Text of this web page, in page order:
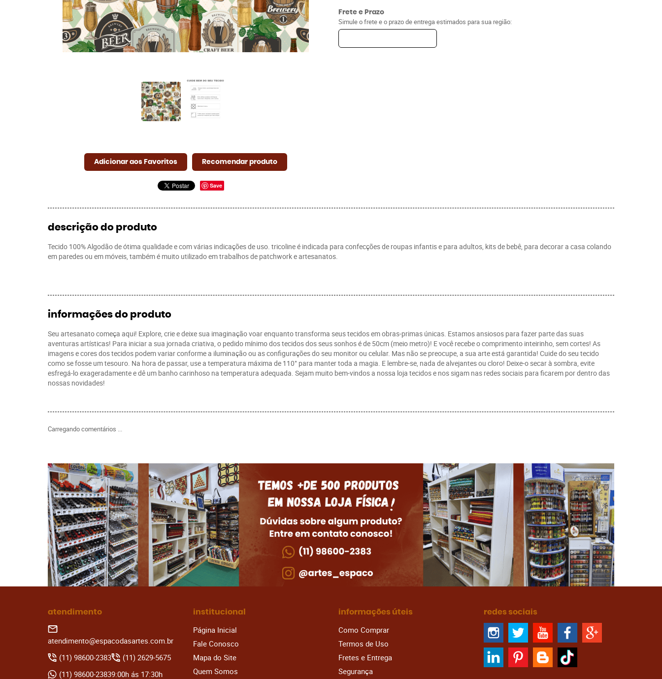
Adicionar aos Favoritos Recomendar produto
Save
Frete e Prazo
Simule o frete e o prazo de entrega estimados para sua região:
descrição do produto
Tecido 100% Algodão de ótima qualidade e com várias indicações de uso. tricoline é indicada para confecções de roupas infantis e para adultos, kits de bebê, para decorar a casa colando
em paredes ou em móveis, também é muito utilizado em trabalhos de patchwork e artesanatos.
informações do produto
Seu artesanato começa aqui! Explore, crie e deixe sua imaginação voar enquanto transforma seus tecidos em obras-primas únicas. Estamos ansiosos para fazer parte das suas
aventuras artísticas! Para iniciar a sua jornada criativa, o pedido mínimo dos tecidos dos seus sonhos é de 50cm (meio metro)! E você recebe o comprimento inteirinho, sem cortes! As
imagens e cores dos tecidos podem variar conforme a iluminação ou as configurações do seu monitor ou celular. Mas não se preocupe, a sua arte está garantida! Cuide do seu tecido
como se fosse um tesouro. Na hora de passar, use a temperatura máxima de 110° para manter toda a magia. E lembre-se, nada de alvejantes ou cloro! Deixe-o secar à sombra, evite
esfregá-lo exageradamente e dê um banho carinhoso na temperatura adequada. Sejam muito bem-vindos a nossa loja tecidos e nos sigam nas redes sociais para ficarem por dentro das
nossas novidades!
Carregando comentários ...
atendimento
(11) 98600-2383 (11) 2629-5675
(11) 98600-23839:00h ás 17:30h
atendimento@espacodasartes.com.br
institucional
Página Inicial
Fale Conosco
Mapa do Site
Quem Somos
informações úteis
Como Comprar
Termos de Uso
Fretes e Entrega
Segurança
redes sociais